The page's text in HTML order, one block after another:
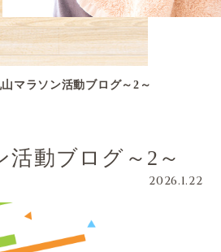
山マラソン活動ブログ～2～
活動ブログ～2～
2026.1.22